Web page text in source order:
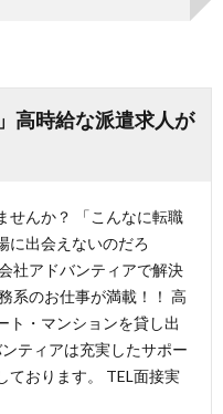
高時給な派遣求人が
せんか？ 「こんなに転職
に出会えないのだろ
社アドバンティアで解決
系のお仕事が満載！！ 高
ト・マンションを貸し出
ティアは充実したサポー
ております。 TEL面接実